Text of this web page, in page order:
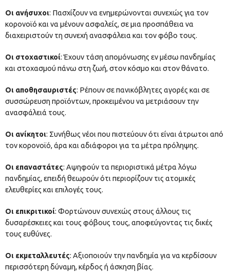
Οι ανήσυχοι: Πασχίζουν να ενημερώνονται συνεχώς για τον
κορονοϊό και να μένουν ασφαλείς, σε μια προσπάθεια να
διαχειριστούν τη συνεχή ανασφάλεια και τον φόβο τους.
Οι στοχαστικοί: Έχουν τάση απομόνωσης εν μέσω πανδημίας
και στοχασμού πάνω στη ζωή, στον κόσμο και στον θάνατο.
Οι αποθησαυριστές: Ρέπουν σε πανικόβλητες αγορές και σε
συσσώρευση προϊόντων, προκειμένου να μετριάσουν την
ανασφάλειά τους.
Οι ανίκητοι: Συνήθως νέοι που πιστεύουν ότι είναι άτρωτοι από
τον κορονοϊό, άρα και αδιάφοροι για τα μέτρα πρόληψης.
Οι επαναστάτες: Αψηφούν τα περιοριστικά μέτρα λόγω
πανδημίας, επειδή θεωρούν ότι περιορίζουν τις ατομικές
ελευθερίες και επιλογές τους.
Οι επικριτικοί: Φορτώνουν συνεχώς στους άλλους τις
δυσαρέσκειες και τους φόβους τους, αποφεύγοντας τις δικές
τους ευθύνες.
Οι εκμεταλλευτές: Αξιοποιούν την πανδημία για να κερδίσουν
περισσότερη δύναμη, κέρδος ή άσκηση βίας.